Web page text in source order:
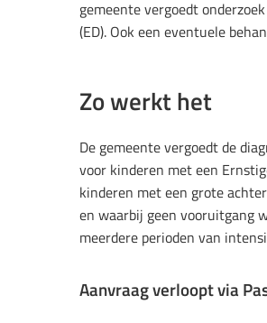
gemeente vergoedt
(ED). Ook een eventuele
Zo werkt het
De gemeente vergoedt de
voor kinderen met een
kinderen met een grote
en waarbij geen vooruitgang
meerdere perioden van
Aanvraag verloopt via